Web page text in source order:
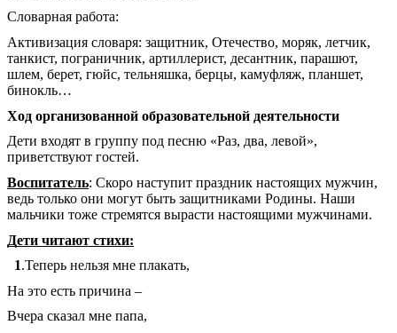
Словарная работа:
Активизация словаря: защитник, Отечество, моряк, летчик,
танкист, пограничник, артиллерист, десантник, парашют,
шлем, берет, гюйс, тельняшка, берцы, камуфляж, планшет,
бинокль…
Ход организованной образовательной деятельности
Дети входят в группу под песню «Раз, два, левой»,
приветствуют гостей.
Воспитатель: Скоро наступит праздник настоящих мужчин,
ведь только они могут быть защитниками Родины. Наши
мальчики тоже стремятся вырасти настоящими мужчинами.
Дети читают стихи:
1.Теперь нельзя мне плакать,
На это есть причина –
Вчера сказал мне папа,